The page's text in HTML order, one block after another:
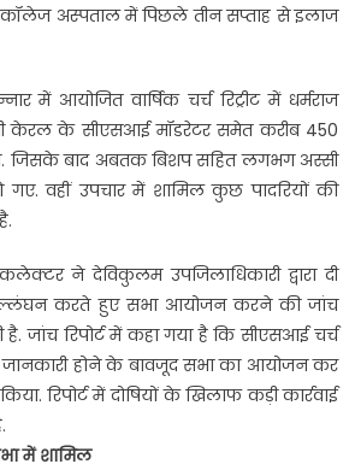
अस्पताल में पिछले तीन सप्ताह से इलाज
में आयोजित वार्षिक चर्च रिट्रीट में धर्मराज
केरल के सीएसआई मॉडरेटर समेत करीब 450
जिसके बाद अबतक बिशप सहित लगभग अस्सी
गए. वहीं उपचार में शामिल कुछ पादरियों की
ने देविकुलम उपजिलाधिकारी द्वारा दी
उल्लंघन करते हुए सभा आयोजन करने की जांच
है. जांच रिपोर्ट में कहा गया है कि सीएसआई चर्च
जानकारी होने के बावजूद सभा का आयोजन कर
रिपोर्ट में दोषियों के खिलाफ कड़ी कार्रवाई
में शामिल